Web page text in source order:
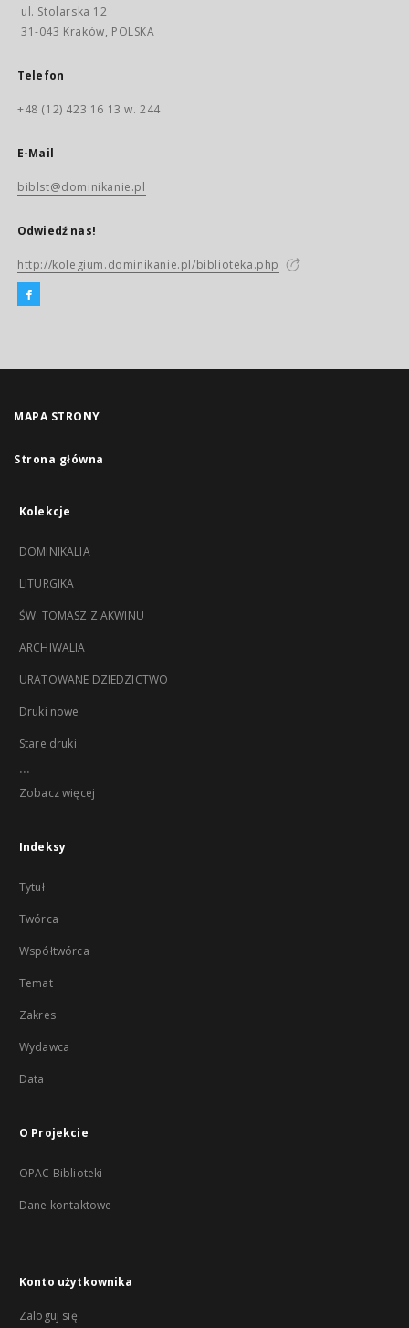
ul. Stolarska 12
31-043 Kraków, POLSKA
Telefon
+48 (12) 423 16 13 w. 244
E-Mail
biblst@dominikanie.pl
Odwiedź nas!
http://kolegium.dominikanie.pl/biblioteka.php
MAPA STRONY
Strona główna
Kolekcje
DOMINIKALIA
LITURGIKA
ŚW. TOMASZ Z AKWINU
ARCHIWALIA
URATOWANE DZIEDZICTWO
Druki nowe
Stare druki
...
Zobacz więcej
Indeksy
Tytuł
Twórca
Współtwórca
Temat
Zakres
Wydawca
Data
O Projekcie
OPAC Biblioteki
Dane kontaktowe
Konto użytkownika
Zaloguj się